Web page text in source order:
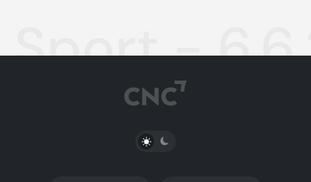
Sport -
PŘEPNOUT SVĚTLÝ/TMAVÝ REŽIM